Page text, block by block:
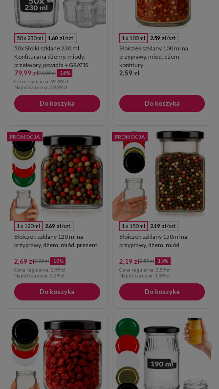
50 x 230 ml 1.60 zł/szt.
50x Słoiki szklane 230 ml
Konfitura na dżemy, miody,
przetwory, powidła + GRATIS
79,99 zł94,99 zł -16%
Cena regularna: 94,99 zł
Najniższa cena: 39,99 zł
Do koszyka
1 x 100 ml 2.59 zł/szt.
Słoiczek szklany 100 ml na
przyprawy, miód, dżem,
konfitury
2,59 zł
Do koszyka
1 x 120 ml 2.69 zł/szt.
Słoiczek szklany 120 ml na
przyprawy, dżem, miód, prezent
2,69 zł2,99 zł -10%
Cena regularna: 2,99 zł
Najniższa cena: 2,69 zł
Do koszyka
PROMOCJA
1 x 150 ml 2.19 zł/szt.
Słoiczek szklany 150ml na
przyprawy, dżem, miód
2,19 zł2,59 zł -15%
Cena regularna: 2,59 zł
Najniższa cena: 1,99 zł
Do koszyka
PROMOCJA